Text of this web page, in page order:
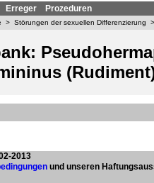
Erreger Prozeduren
> Störungen der sexuellen Differenzierung
2013
und unseren